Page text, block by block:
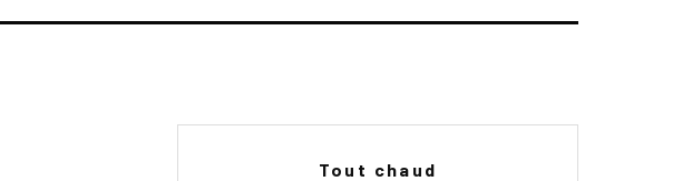
Tout chaud